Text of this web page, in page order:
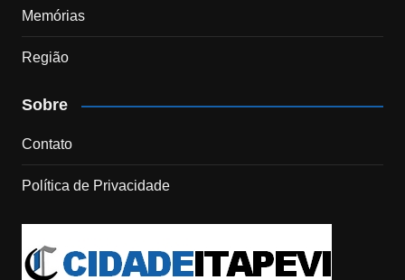
Memórias
Região
Sobre
Contato
Política de Privacidade